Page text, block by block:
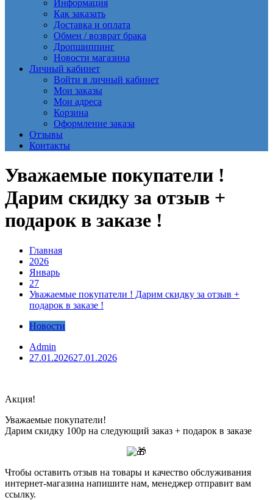
Информация
Как заказать
Доставка и оплата
Обмен / возврат брака
Дропшиппинг
Новости магазина
Личный кабинет
Войти в личный кабинет
Мои заказы
Мои адреса
Корзина
Оформление заказа
Отзывы
Контакты
Уважаемые покупатели !
Дарим скидку за отзыв +
подарок в заказе !
Главная
2026
Январь
27
Уважаемые покупатели ! Дарим скидку за отзыв +
подарок в заказе !
Новости
Admin
27.01.202627.01.2026
Акция!
Уважаемые покупатели!
Дарим скидку 100р на следующий заказ + подарок в заказе
Чтобы оставить отзыв на товары и качество обслуживания
интернет-магазина напишите нам, менеджер отправит вам
ссылку.